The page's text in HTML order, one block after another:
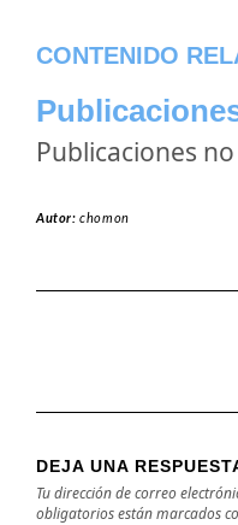
CONTENIDO
Publicaciones
Autor:chomon
DEJA UNA
Tu dirección de correo
obligatorios están marcados